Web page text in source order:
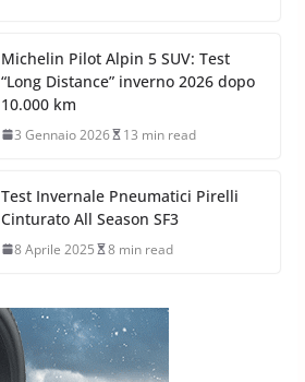
Michelin Pilot Alpin 5 SUV: Test
“Long Distance” inverno 2026 dopo
10.000 km
3 Gennaio 2026 13 min read
Test Invernale Pneumatici Pirelli
Cinturato All Season SF3
8 Aprile 2025 8 min read